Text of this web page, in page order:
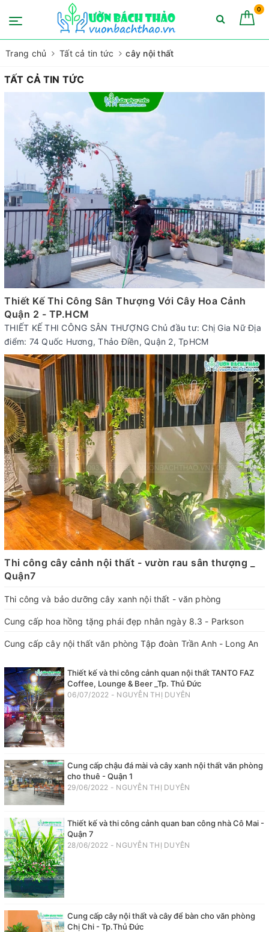
0
Trang chủ Tất cả tin tức cây nội thất
TẤT CẢ TIN TỨC
Thiết Kế Thi Công Sân Thượng Với Cây Hoa Cảnh
Quận 2 - TP.HCM
THIẾT KẾ THI CÔNG SÂN THƯỢNG Chủ đầu tư: Chị Gia Nữ Địa
điểm: 74 Quốc Hương, Thảo Điền, Quận 2, TpHCM
Thi công cây cảnh nội thất - vườn rau sân thượng _
Quận7
Thi công và bảo dưỡng cây xanh nội thất - văn phòng
Cung cấp hoa hồng tặng phái đẹp nhân ngày 8.3 - Parkson
Cung cấp cây nội thất văn phòng Tập đoàn Trần Anh - Long An
Thiết kế và thi công cảnh quan nội thất TANTO FAZ
Coffee, Lounge & Beer _Tp. Thủ Đức
06/07/2022 - NGUYỄN THỊ DUYÊN
Cung cấp chậu đá mài và cây xanh nội thất văn phòng
cho thuê - Quận 1
29/06/2022 - NGUYỄN THỊ DUYÊN
Thiết kế và thi công cảnh quan ban công nhà Cô Mai -
Quận 7
28/06/2022 - NGUYỄN THỊ DUYÊN
Cung cấp cây nội thất và cây để bàn cho văn phòng
Chị Chi - Tp.Thủ Đức